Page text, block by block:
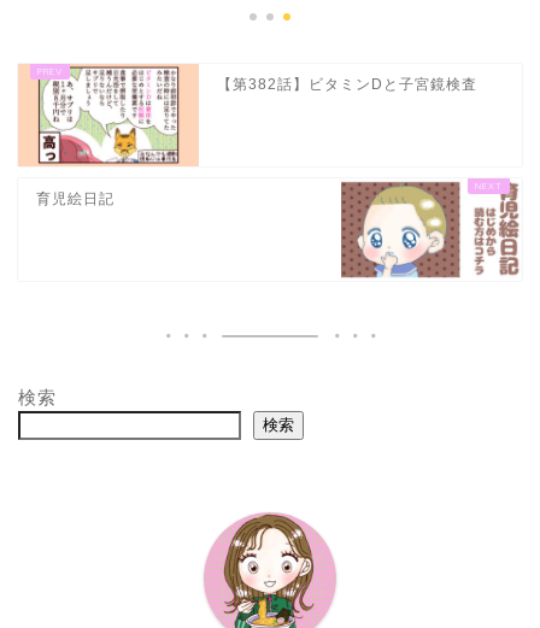
【第382話】ビタミンDと子宮鏡検査
育児絵日記
検索
検索